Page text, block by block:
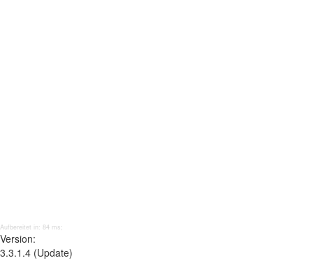
Aufbereitet in: 84 ms;
Version:
3.3.1.4 (Update)